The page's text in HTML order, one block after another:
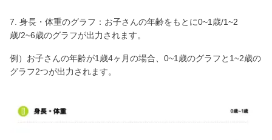
7. 身長・体重のグラフ：お子さんの年齢をもとに0~1歳/1~2
歳/2~6歳のグラフが出力されます。
例）お子さんの年齢が1歳4ヶ月の場合、0~1歳のグラフと1~2歳の
グラフ2つが出力されます。